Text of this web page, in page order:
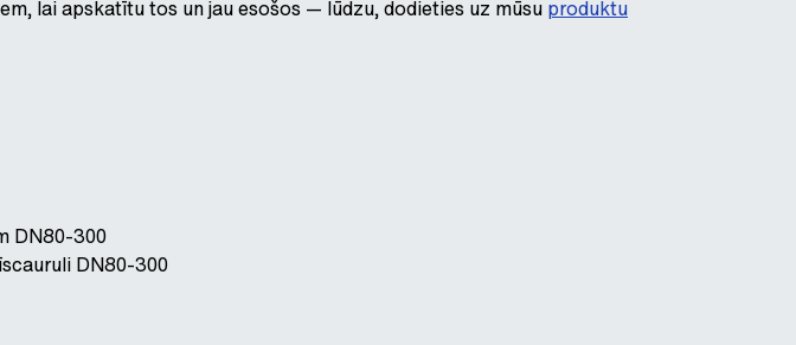
lai apskatītu tos un jau esošos — lūdzu, dodieties uz mūsu produktu
DN80-300
DN80-300